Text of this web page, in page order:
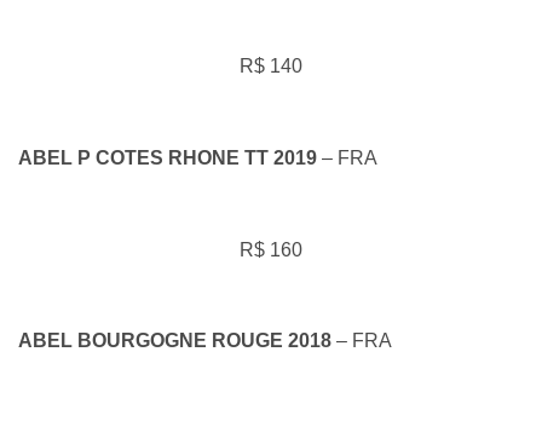
R$ 140
ABEL P COTES RHONE TT 2019 – FRA
R$ 160
ABEL BOURGOGNE ROUGE 2018 – FRA